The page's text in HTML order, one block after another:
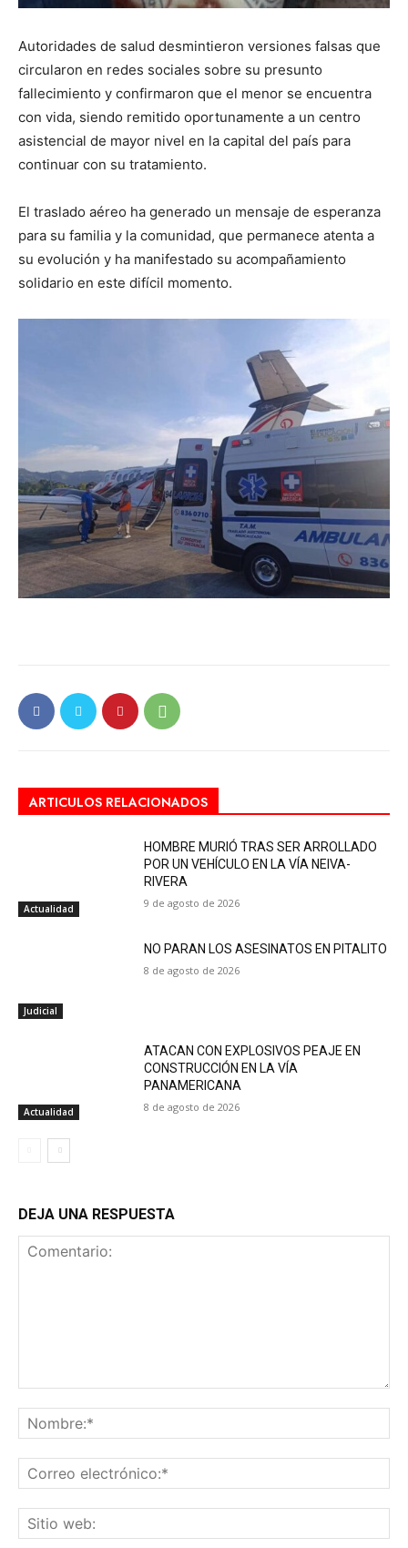
Autoridades de salud desmintieron versiones falsas que
circularon en redes sociales sobre su presunto
fallecimiento y confirmaron que el menor se encuentra
con vida, siendo remitido oportunamente a un centro
asistencial de mayor nivel en la capital del país para
continuar con su tratamiento.
El traslado aéreo ha generado un mensaje de esperanza
para su familia y la comunidad, que permanece atenta a
su evolución y ha manifestado su acompañamiento
solidario en este difícil momento.
ARTICULOS RELACIONADOS
Actualidad
HOMBRE MURIÓ TRAS SER ARROLLADO
POR UN VEHÍCULO EN LA VÍA NEIVA-
RIVERA
9 de agosto de 2026
Judicial
NO PARAN LOS ASESINATOS EN PITALITO
8 de agosto de 2026
Actualidad
ATACAN CON EXPLOSIVOS PEAJE EN
CONSTRUCCIÓN EN LA VÍA
PANAMERICANA
8 de agosto de 2026
DEJA UNA RESPUESTA